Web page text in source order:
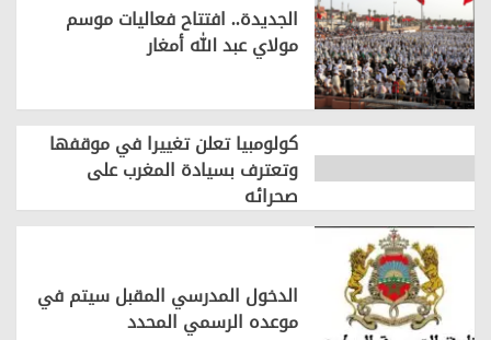
الجديدة.. افتتاح فعاليات موسم
مولاي عبد الله أمغار
كولومبيا تعلن تغييرا في موقفها
وتعترف بسيادة المغرب على
صحرائه
الدخول المدرسي المقبل سیتم في
موعده الرسمي المحدد